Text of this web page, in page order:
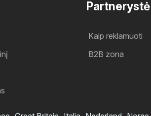
Partnerystė
Kaip reklamuoti
B2B zona